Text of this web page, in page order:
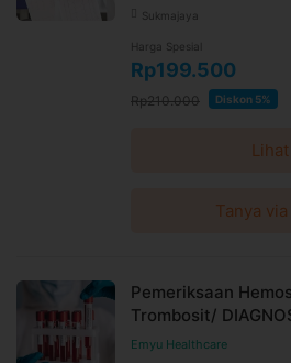
Sukmajaya
Harga Spesial
Rp199.500
Rp210.000 Diskon 5%
Tanya
Pemeriksaan
Trombosit/
Emyu Healthcare